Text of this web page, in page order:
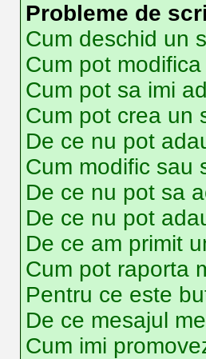
Probleme de
Cum deschid un
Cum pot
Cum pot sa imi
Cum pot crea un
De ce nu pot
Cum modific sau
De ce nu pot sa
De ce nu pot
De ce am primit
Cum pot raporta
Pentru ce este
De ce mesajul
Cum imi